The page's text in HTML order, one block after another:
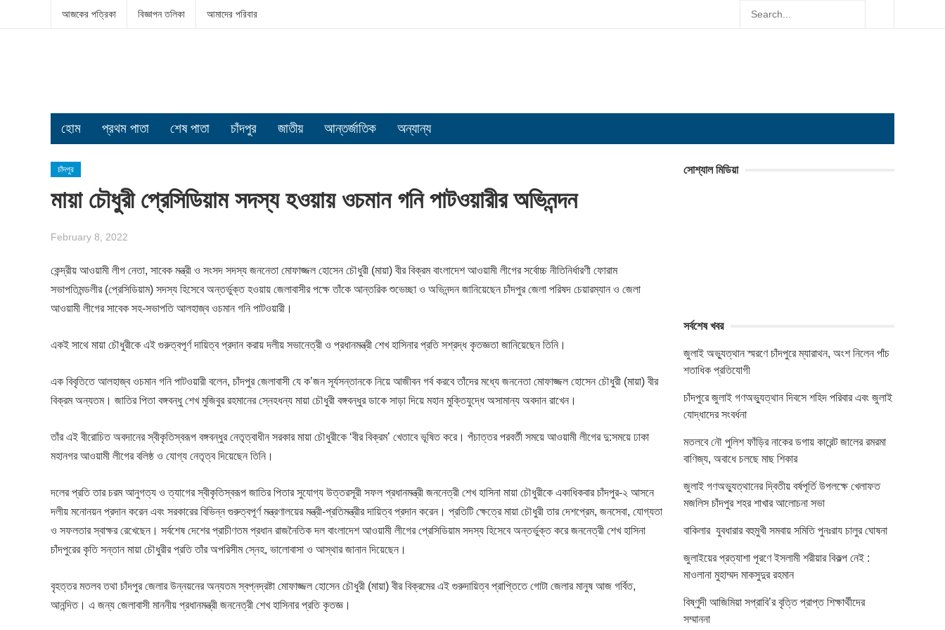
আজকের পত্রিকা বিজ্ঞাপন তলিকা আমাদের পরিবার
হোম প্রথম পাতা শেষ পাতা চাঁদপুর জাতীয় আন্তর্জাতিক অন্যান্য
চাঁদপুর
মায়া চৌধুরী প্রেসিডিয়াম সদস্য হওয়ায় ওচমান গনি পাটওয়ারীর অভিনন্দন
February 8, 2022
কেন্দ্রীয় আওয়ামী লীগ নেতা, সাবেক মন্ত্রী ও সংসদ সদস্য জননেতা মোফাজ্জল হোসেন চৌধুরী (মায়া) বীর বিক্রম বাংলাদেশ আওয়ামী লীগের সর্বোচ্চ নীতিনির্ধারণী ফোরাম
সভাপতিমন্ডলীর (প্রেসিডিয়াম) সদস্য হিসেবে অন্তর্ভুক্ত হওয়ায় জেলাবাসীর পক্ষে তাঁকে আন্তরিক শুভেচ্ছা ও অভিনন্দন জানিয়েছেন চাঁদপুর জেলা পরিষদ চেয়ারম্যান ও জেলা
আওয়ামী লীগের সাবেক সহ-সভাপতি আলহাজ্ব ওচমান গনি পাটওয়ারী।
একই সাথে মায়া চৌধুরীকে এই গুরুত্বপূর্ণ দায়িত্ব প্রদান করায় দলীয় সভানেত্রী ও প্রধানমন্ত্রী শেখ হাসিনার প্রতি সশ্রদ্ধ কৃতজ্ঞতা জানিয়েছেন তিনি।
এক বিবৃতিতে আলহাজ্ব ওচমান গনি পাটওয়ারী বলেন, চাঁদপুর জেলাবাসী যে ক’জন সূর্যসন্তানকে নিয়ে আজীবন গর্ব করবে তাঁদের মধ্যে জননেতা মোফাজ্জল হোসেন চৌধুরী (মায়া) বীর
বিক্রম অন্যতম। জাতির পিতা বঙ্গবন্ধু শেখ মুজিবুর রহমানের স্নেহধন্য মায়া চৌধুরী বঙ্গবন্ধুর ডাকে সাড়া দিয়ে মহান মুক্তিযুদ্ধে অসামান্য অবদান রাখেন।
তাঁর এই বীরোচিত অবদানের স্বীকৃতিস্বরূপ বঙ্গবন্ধুর নেতৃত্বাধীন সরকার মায়া চৌধুরীকে ‘বীর বিক্রম’ খেতাবে ভূষিত করে। পঁচাত্তর পরবর্তী সময়ে আওয়ামী লীগের দু:সময়ে ঢাকা
মহানগর আওয়ামী লীগের বলিষ্ঠ ও যোগ্য নেতৃত্ব দিয়েছেন তিনি।
দলের প্রতি তার চরম আনুগত্য ও ত্যাগের স্বীকৃতিস্বরূপ জাতির পিতার সুযোগ্য উত্তরসূরী সফল প্রধানমন্ত্রী জননেত্রী শেখ হাসিনা মায়া চৌধুরীকে একাধিকবার চাঁদপুর-২ আসনে
দলীয় মনোনয়ন প্রদান করেন এবং সরকারের বিভিন্ন গুরুত্বপূর্ণ মন্ত্রণালয়ের মন্ত্রী-প্রতিমন্ত্রীর দায়িত্ব প্রদান করেন। প্রতিটি ক্ষেত্রে মায়া চৌধুরী তার দেশপ্রেম, জনসেবা, যোগ্যতা
ও সফলতার স্বাক্ষর রেখেছেন। সর্বশেষ দেশের প্রাচীণতম প্রধান রাজনৈতিক দল বাংলাদেশ আওয়ামী লীগের প্রেসিডিয়াম সদস্য হিসেবে অন্তর্ভুক্ত করে জননেত্রী শেখ হাসিনা
চাঁদপুরের কৃতি সন্তান মায়া চৌধুরীর প্রতি তাঁর অপরিসীম স্নেহ, ভালোবাসা ও আস্থার জানান দিয়েছেন।
বৃহত্তর মতলব তথা চাঁদপুর জেলার উন্নয়নের অন্যতম স্বপ্নদ্রষ্টা মোফাজ্জল হোসেন চৌধুরী (মায়া) বীর বিক্রমের এই গুরুদায়িত্ব প্রাপ্তিতে গোটা জেলার মানুষ আজ গর্বিত,
আনন্দিত। এ জন্য জেলাবাসী মাননীয় প্রধানমন্ত্রী জননেত্রী শেখ হাসিনার প্রতি কৃতজ্ঞ।
সোশ্যাল মিডিয়া
সর্বশেষ খবর
জুলাই অভ্যুত্থান স্মরণে চাঁদপুরে ম্যারাথন, অংশ নিলেন পাঁচ
শতাধিক প্রতিযোগী
চাঁদপুরে জুলাই গণঅভ্যুত্থান দিবসে শহিদ পরিবার এবং জুলাই
যোদ্ধাদের সংবর্ধনা
মতলবে নৌ পুলিশ ফাঁড়ির নাকের ডগায় কারেন্ট জালের রমরমা
বাণিজ্য, অবাধে চলছে মাছ শিকার
জুলাই গণঅভ্যুত্থানের দ্বিতীয় বর্ষপূর্তি উপলক্ষে খেলাফত
মজলিস চাঁদপুর শহর শাখার আলোচনা সভা
বাকিলার যুবধারার বহুমুখী সমবায় সমিতি পুনঃরায চালুর ঘোষনা
জুলাইয়ের প্রত্যাশা পূরণে ইসলামী শরীয়ার বিকল্প নেই :
মাওলানা মুহাম্মদ মাকসুদুর রহমান
বিষ্ণুদী আজিমিয়া সপ্রাবি’র বৃত্তি প্রাপ্ত শিক্ষার্থীদের
সম্মাননা